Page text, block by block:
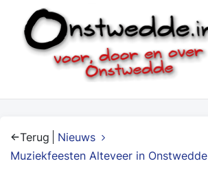
Terug
Nieuws
Muziekfeesten Alteveer in Onstwedde